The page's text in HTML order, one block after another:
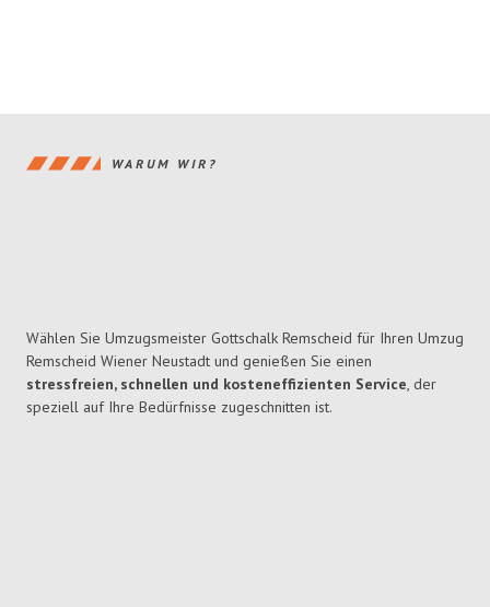
WARUM WIR?
Wählen Sie Umzugsmeister Gottschalk Remscheid für Ihren Umzug
Remscheid Wiener Neustadt und genießen Sie einen
stressfreien, schnellen und kosteneffizienten Service, der
speziell auf Ihre Bedürfnisse zugeschnitten ist.